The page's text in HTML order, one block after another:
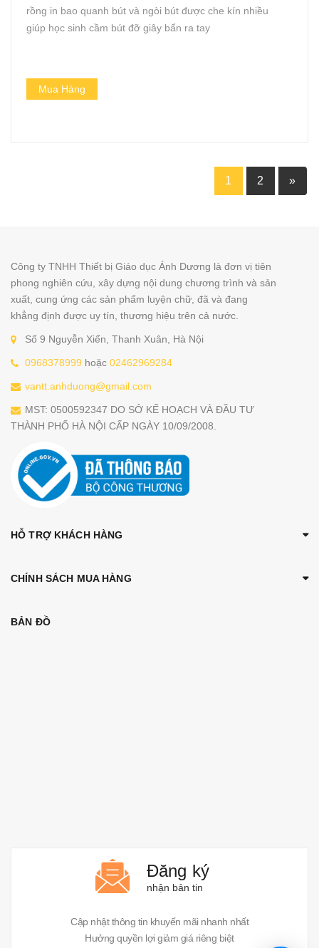
rồng in bao quanh bút và ngòi bút được che kín nhiều
giúp học sinh cầm bút đỡ giây bẩn ra tay
Mua Hàng
1 2 »
Công ty TNHH Thiết bị Giáo dục Ánh Dương là đơn vị tiên
phong nghiên cứu, xây dựng nội dung chương trình và sản
xuất, cung ứng các sản phẩm luyện chữ, đã và đang
khẳng định được uy tín, thương hiệu trên cả nước.
Số 9 Nguyễn Xiển, Thanh Xuân, Hà Nội
0968378999 hoặc 02462969284
vantt.anhduong@gmail.com
MST: 0500592347 DO SỞ KẾ HOẠCH VÀ ĐẦU TƯ
THÀNH PHỐ HÀ NỘI CẤP NGÀY 10/09/2008.
HỖ TRỢ KHÁCH HÀNG
CHÍNH SÁCH MUA HÀNG
BẢN ĐỒ
Đăng ký
nhận bản tin
Cập nhật thông tin khuyến mãi nhanh nhất
Hưởng quyền lợi giảm giá riêng biệt